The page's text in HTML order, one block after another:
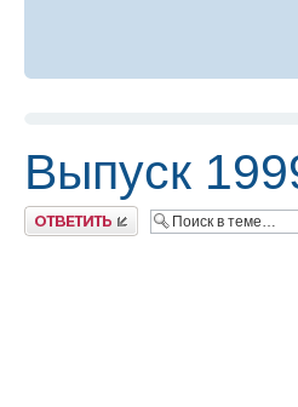
Выпуск
Ответить